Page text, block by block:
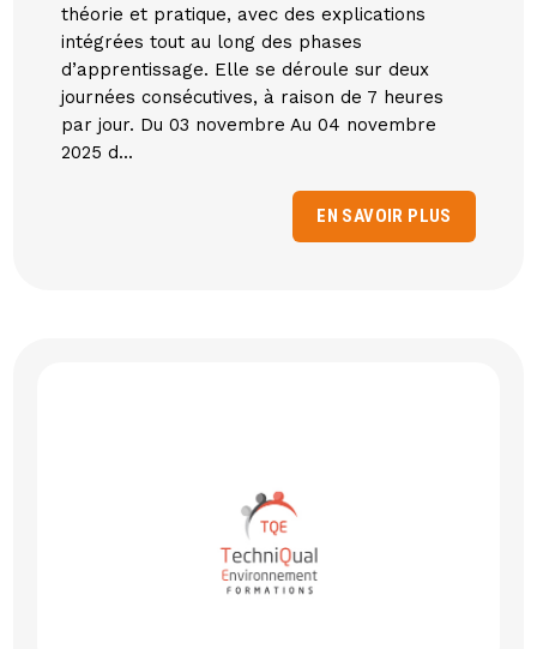
théorie et pratique, avec des explications
intégrées tout au long des phases
d’apprentissage. Elle se déroule sur deux
journées consécutives, à raison de 7 heures
par jour. Du 03 novembre Au 04 novembre
2025 d...
EN SAVOIR PLUS